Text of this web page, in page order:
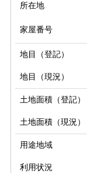
所在地
家屋番号
地目（登記）
地目（現況）
土地面積（登記）
土地面積（現況）
用途地域
利用状況